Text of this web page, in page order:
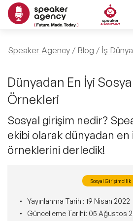
KONUŞMACILAR
Yerel Konuşmacılar
Global Konuşmacılar
Exclusive Konuşmacılar
Tüm Konuşmacılar
KONULAR
Öne Çıkan Konular
Exclusive Konuşmacılarımız
Ünlü Konuşmacılar
İlham Veren Konuşmacılar
İlham Veren Kadın
ÇÖZÜMLER
Keynote & Konuşma
Master Class Workshop
INFLUENCER
Biz Kimiz?
BLOG
Speaker Agency Blog İş
Dünyadan En İyi
Örnekleri
Sosyal girişim nedir?
ekibi olarak dünyadan en
örneklerini derledik!
Sosyal Girişimcilik
Yayınlanma Tarihi: 19 Nisan 2022
Güncelleme Tarihi: 05 Ağustos